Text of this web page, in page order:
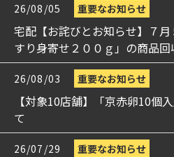
26/08/05 重要なお知らせ
宅配【お詫びとお知らせ】７
すり身寄せ２００ｇ」の商品回
26/08/03 重要なお知らせ
【対象10店舗】「京赤卵10個
て
26/07/29 重要なお知らせ